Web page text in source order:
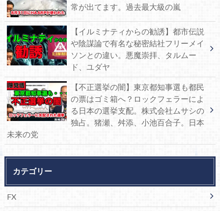
常が出てます。過去最大級の嵐
【イルミナティからの勧誘】都市伝説
や陰謀論で有名な秘密結社フリーメイ
ソンとの違い。悪魔崇拝、タルムー
ド、ユダヤ
【不正選挙の闇】東京都知事選も都民
の票はゴミ箱へ？ロックフェラーによ
る日本の選挙支配。株式会社ムサシの
独占。猪瀬、舛添、小池百合子。日本
未来の党
カテゴリー
FX